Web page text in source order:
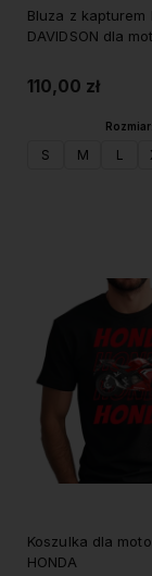
Bluza z kapturem
DAVIDSON dla
110,00 zł
Rozmiar:
S M L
Koszulka dla
HONDA